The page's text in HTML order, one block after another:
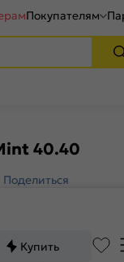
Покупателям
40.40
Поделиться
Купить